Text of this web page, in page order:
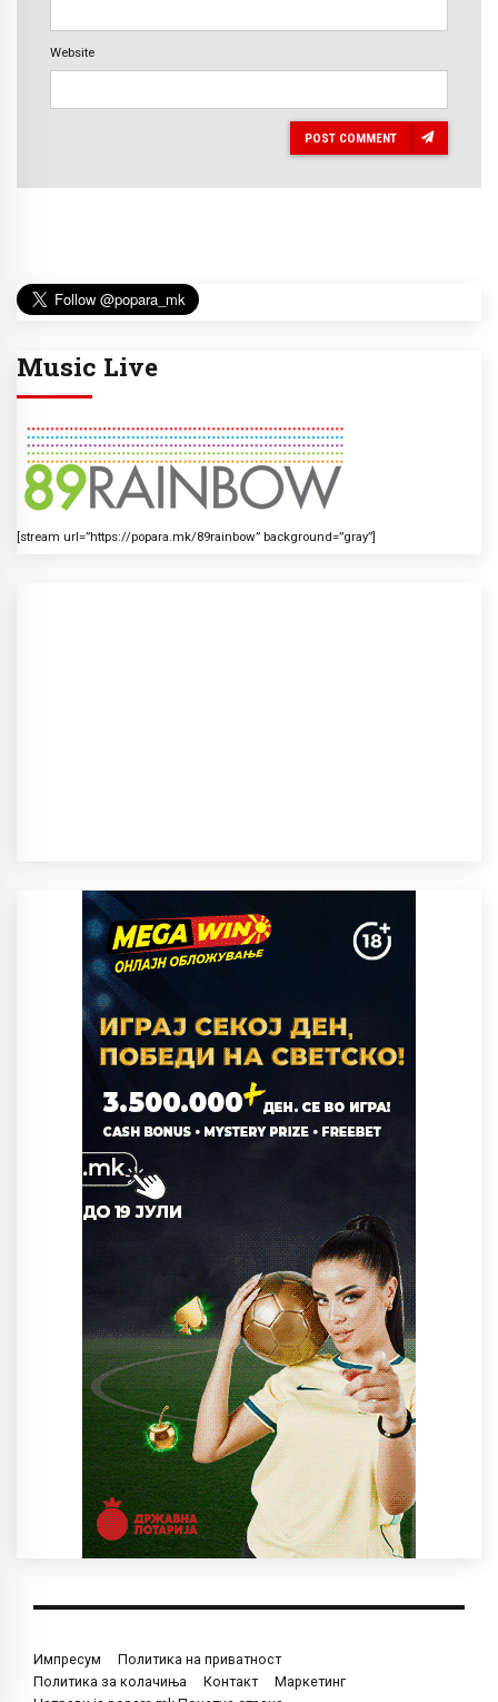
Website
POST COMMENT
Music Live
[stream url=”https://popara.mk/89rainbow” background=”gray”]
Импресум
Политика на приватност
Политика за колачиња
Контакт
Маркетинг